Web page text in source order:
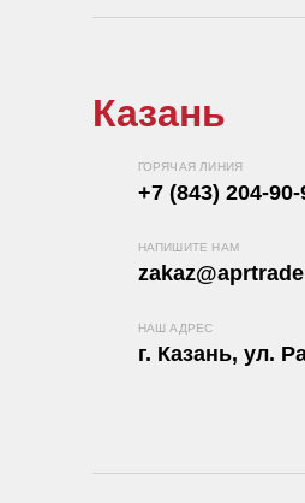
Казань
ГОРЯЧАЯ ЛИНИЯ
+7 (843) 204-90-
НАПИШИТЕ НАМ
НАШ АДРЕС
г. Казань, ул.